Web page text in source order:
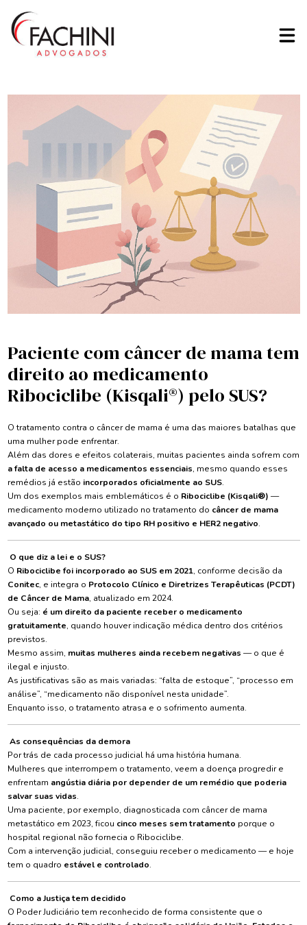
Paciente com câncer de mama tem
direito ao medicamento
Ribociclibe (Kisqali®) pelo SUS?
O tratamento contra o câncer de mama é uma das maiores batalhas que
uma mulher pode enfrentar.
Além das dores e efeitos colaterais, muitas pacientes ainda sofrem com
a falta de acesso a medicamentos essenciais, mesmo quando esses
remédios já estão incorporados oficialmente ao SUS.
Um dos exemplos mais emblemáticos é o Ribociclibe (Kisqali®) —
medicamento moderno utilizado no tratamento do câncer de mama
avançado ou metastático do tipo RH positivo e HER2 negativo.
O que diz a lei e o SUS?
O Ribociclibe foi incorporado ao SUS em 2021, conforme decisão da
Conitec, e integra o Protocolo Clínico e Diretrizes Terapêuticas (PCDT)
de Câncer de Mama, atualizado em 2024.
Ou seja: é um direito da paciente receber o medicamento
gratuitamente, quando houver indicação médica dentro dos critérios
previstos.
Mesmo assim, muitas mulheres ainda recebem negativas — o que é
ilegal e injusto.
As justificativas são as mais variadas: “falta de estoque”, “processo em
análise”, “medicamento não disponível nesta unidade”.
Enquanto isso, o tratamento atrasa e o sofrimento aumenta.
As consequências da demora
Por trás de cada processo judicial há uma história humana.
Mulheres que interrompem o tratamento, veem a doença progredir e
enfrentam angústia diária por depender de um remédio que poderia
salvar suas vidas.
Uma paciente, por exemplo, diagnosticada com câncer de mama
metastático em 2023, ficou cinco meses sem tratamento porque o
hospital regional não fornecia o Ribociclibe.
Com a intervenção judicial, conseguiu receber o medicamento — e hoje
tem o quadro estável e controlado.
Como a Justiça tem decidido
O Poder Judiciário tem reconhecido de forma consistente que o